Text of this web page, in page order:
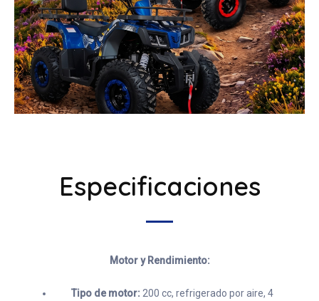
Especificaciones
Motor y Rendimiento:
Tipo de motor: 200 cc, refrigerado por aire, 4